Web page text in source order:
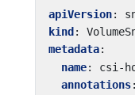
apiVersion:
kind :
metadata:
name:
csi-
annotations: